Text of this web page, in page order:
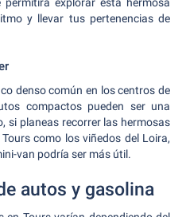
y llevar tus pertenencias de
denso común en los centros de
compactos pueden ser una
si planeas recorrer las hermosas
como los viñedos del Loira,
van podría ser más útil.
autos y gasolina